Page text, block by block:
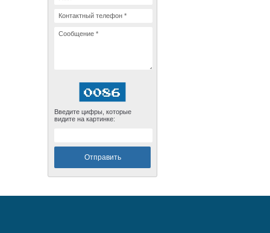
Введите цифры, которые
видите на картинке: